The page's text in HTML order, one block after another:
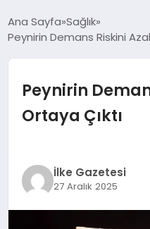
TEKNOLOJI
SPOR
SAĞLIK
EKONOMI
Ana Sayfa Sağlık
Peynirin Demans Riskini
Peynirin
Ortaya Çıktı
İlke Gazetesi
27 Aralık 2025